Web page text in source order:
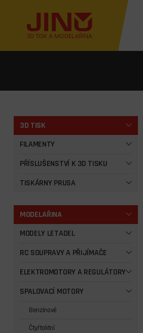
3D TISK
FILAMENTY
PŘÍSLUŠENSTVÍ K 3D TISKU
TISKÁRNY PRUSA
MODELAŘINA
MODELY LETADEL
RC SOUPRAVY A PŘIJÍMAČE
ELEKTROMOTORY A REGULÁTORY
SPALOVACÍ MOTORY
Benzínové
Čtyřtaktní